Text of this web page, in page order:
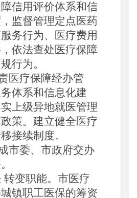
信用评价体系和信
监督管理定点医药
务行为、医疗费用
依法查处医疗保障
行为。
医疗保障经办管
体系和信息化建
上级异地就医管理
策。建立健全医疗
接续制度。
市委、市政府交办
。
转变职能。 市医疗
镇职工医保的筹资